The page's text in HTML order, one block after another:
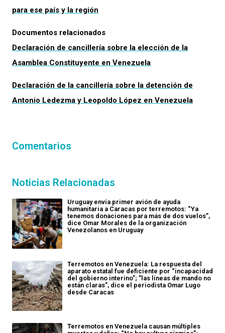
para ese país y la región
Documentos relacionados
Declaración de cancillería sobre la elección de la
Asamblea Constituyente en Venezuela
Declaración de la cancillería sobre la detención de
Antonio Ledezma y Leopoldo López en Venezuela
Comentarios
Noticias Relacionadas
Uruguay envía primer avión de ayuda
humanitaria a Caracas por terremotos: “Ya
tenemos donaciones para más de dos vuelos”,
dice Omar Morales de la organización
Venezolanos en Uruguay
Terremotos en Venezuela: La respuesta del
aparato estatal fue deficiente por “incapacidad
del gobierno interino”; "las líneas de mando no
están claras”, dice el periodista Omar Lugo
desde Caracas
Terremotos en Venezuela causan múltiples